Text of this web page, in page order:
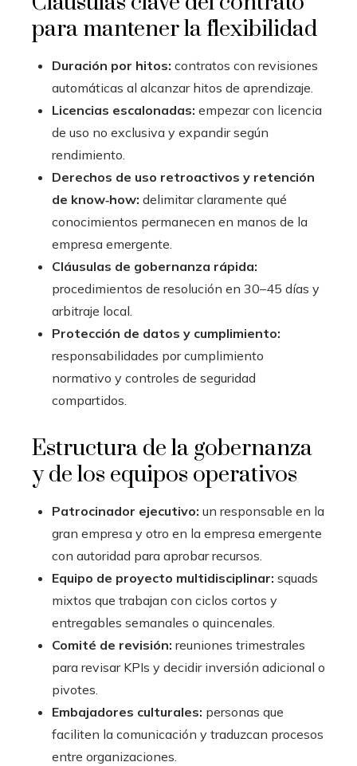
para mantener la flexibilidad
Duración por hitos: contratos con revisiones
automáticas al alcanzar hitos de aprendizaje.
Licencias escalonadas: empezar con licencia
de uso no exclusiva y expandir según
rendimiento.
Derechos de uso retroactivos y retención
de know‑how: delimitar claramente qué
conocimientos permanecen en manos de la
empresa emergente.
Cláusulas de gobernanza rápida:
procedimientos de resolución en 30–45 días y
arbitraje local.
Protección de datos y cumplimiento:
responsabilidades por cumplimiento
normativo y controles de seguridad
compartidos.
Estructura de la gobernanza
y de los equipos operativos
Patrocinador ejecutivo: un responsable en la
gran empresa y otro en la empresa emergente
con autoridad para aprobar recursos.
Equipo de proyecto multidisciplinar: squads
mixtos que trabajan con ciclos cortos y
entregables semanales o quincenales.
Comité de revisión: reuniones trimestrales
para revisar KPIs y decidir inversión adicional o
pivotes.
Embajadores culturales: personas que
faciliten la comunicación y traduzcan procesos
entre organizaciones.